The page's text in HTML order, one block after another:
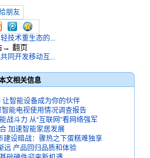
朋友
技术重生态的...
→ 翻页
同开发移动互...
文相关信息
让智能设备成为你的伙伴
能电视使用情况调查报告
战斗力 从“互联网”看网络强军
加速智能家居发展
建设暗战：骤热之下蛋糕难独享
远 产品回归品质和体验